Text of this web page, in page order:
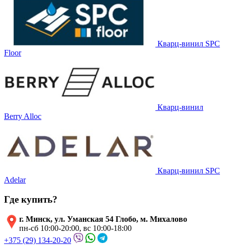
Кварц-винил SPC
Floor
Кварц-винил
Berry Alloc
Кварц-винил SPC
Adelar
Где купить?
г. Минск, ул. Уманская 54 Глобо, м. Михалово
пн-сб 10:00-20:00, вс 10:00-18:00
+375 (29) 134-20-20